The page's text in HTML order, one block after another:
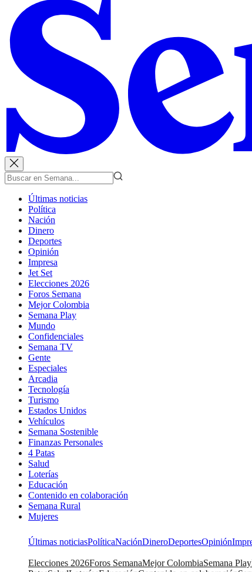
Últimas noticias
Política
Nación
Dinero
Deportes
Opinión
Impresa
Jet Set
Elecciones 2026
Foros Semana
Mejor Colombia
Semana Play
Mundo
Confidenciales
Semana TV
Gente
Especiales
Arcadia
Tecnología
Turismo
Estados Unidos
Vehículos
Semana Sostenible
Finanzas Personales
4 Patas
Salud
Loterías
Educación
Contenido en colaboración
Semana Rural
Mujeres
Últimas noticiasPolíticaNaciónDineroDeportesOpinión
Elecciones 2026Foros SemanaMejor ColombiaSemana Play